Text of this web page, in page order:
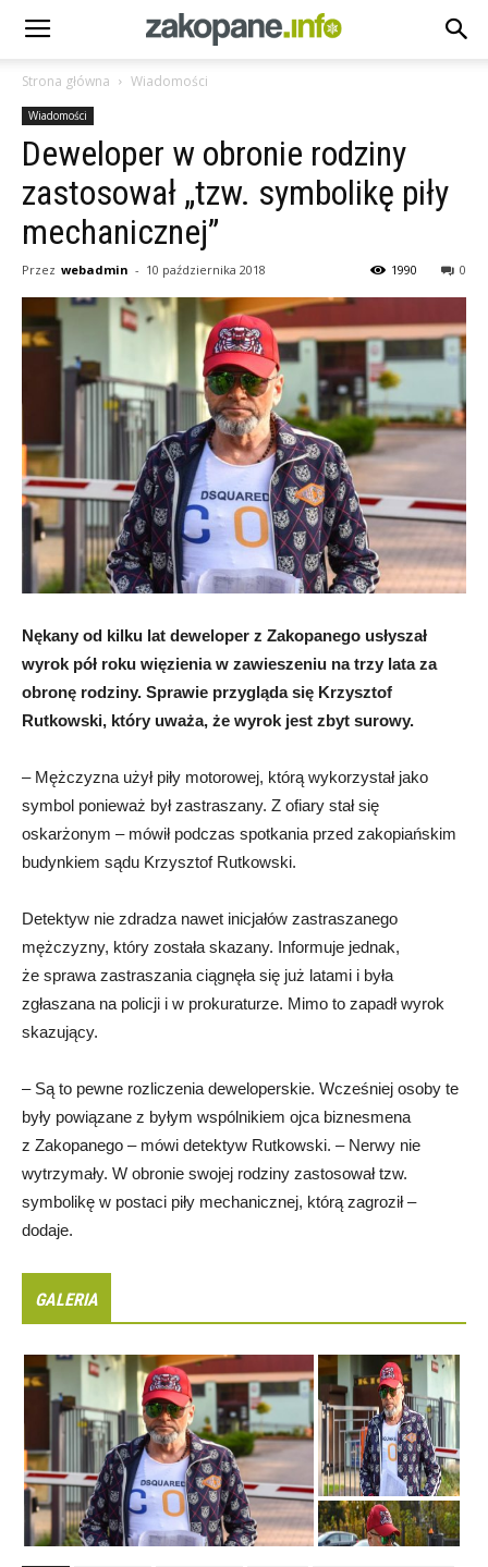
Strona główna Wiadomości
Wiadomości
Deweloper w obronie rodziny
zastosował „tzw. symbolikę piły
mechanicznej”
Przez webadmin - 10 października 2018 0
1990
Nękany od kilku lat deweloper z Zakopanego usłyszał
wyrok pół roku więzienia w zawieszeniu na trzy lata za
obronę rodziny. Sprawie przygląda się Krzysztof
Rutkowski, który uważa, że wyrok jest zbyt surowy.
– Mężczyzna użył piły motorowej, którą wykorzystał jako
symbol ponieważ był zastraszany. Z ofiary stał się
oskarżonym – mówił podczas spotkania przed zakopiańskim
budynkiem sądu Krzysztof Rutkowski.
Detektyw nie zdradza nawet inicjałów zastraszanego
mężczyzny, który została skazany. Informuje jednak,
że sprawa zastraszania ciągnęła się już latami i była
zgłaszana na policji i w prokuraturze. Mimo to zapadł wyrok
skazujący.
– Są to pewne rozliczenia deweloperskie. Wcześniej osoby te
były powiązane z byłym wspólnikiem ojca biznesmena
z Zakopanego – mówi detektyw Rutkowski. – Nerwy nie
wytrzymały. W obronie swojej rodziny zastosował tzw.
symbolikę w postaci piły mechanicznej, którą zagroził –
dodaje.
GALERIA